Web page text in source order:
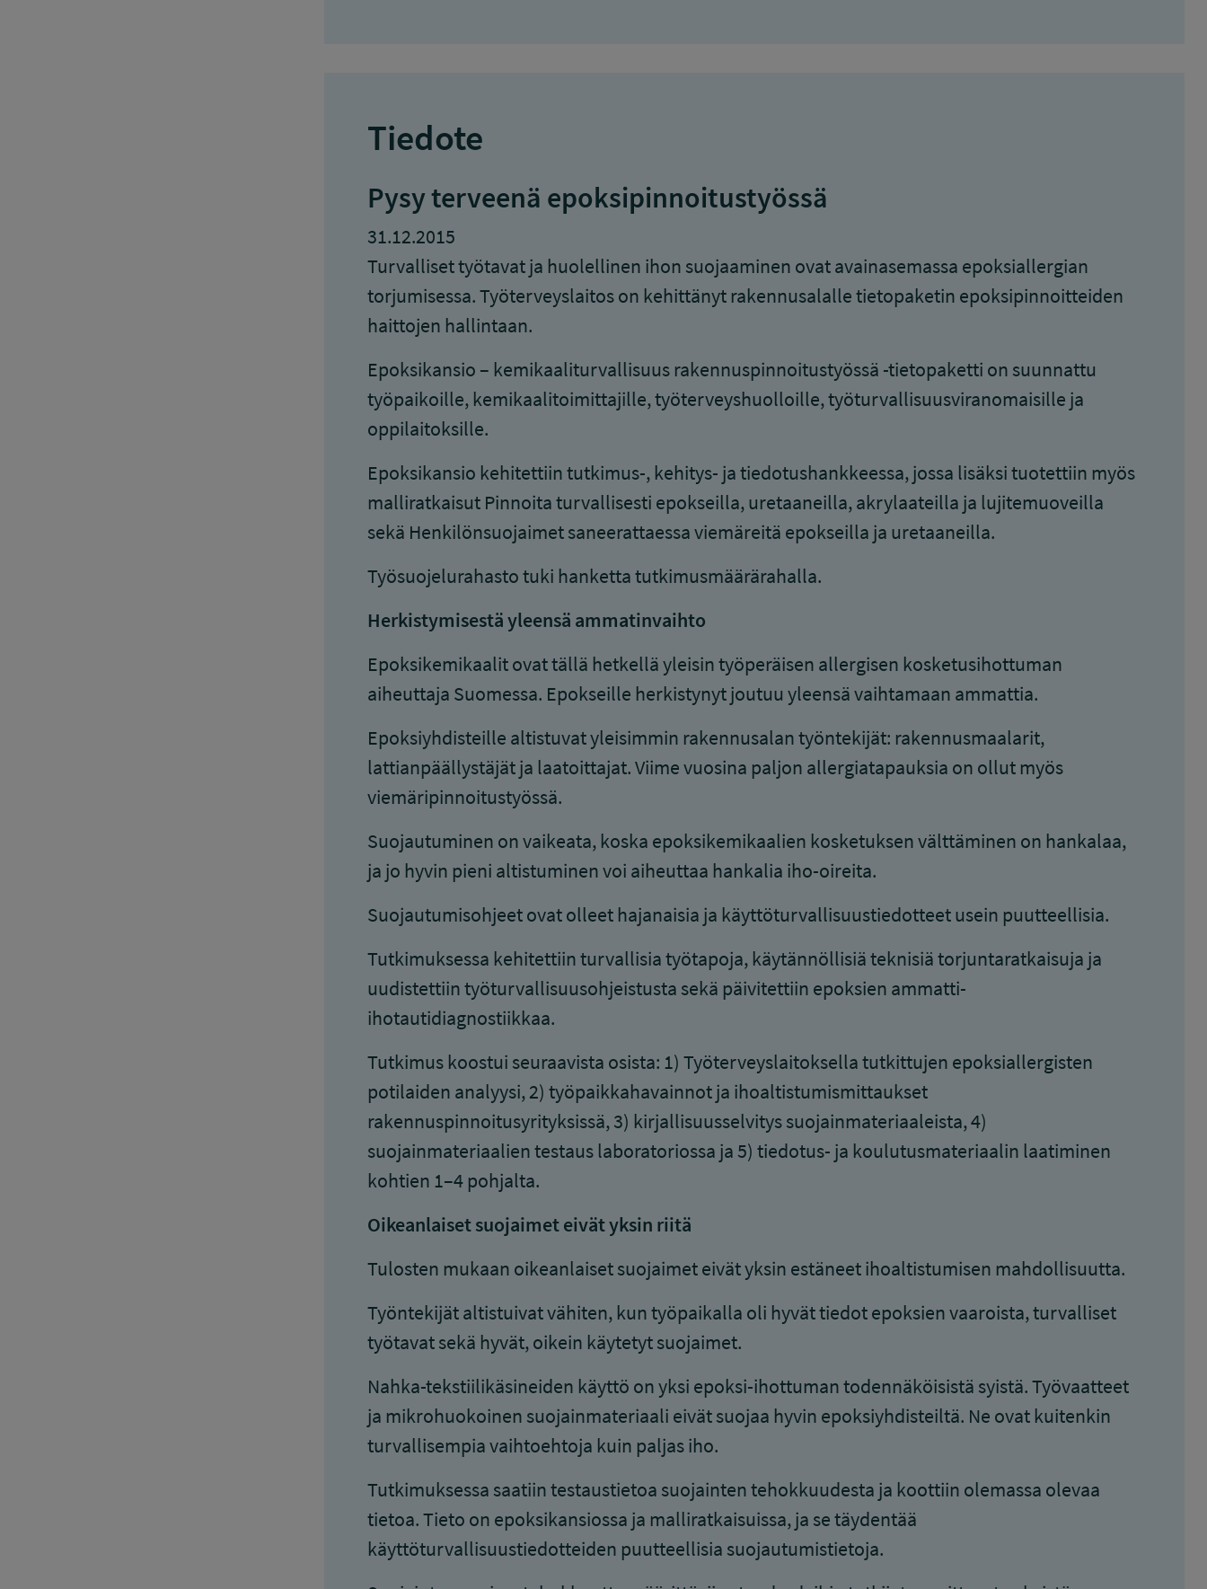
Tiedote
Pysy terveenä epoksipinnoitustyössä
31.12.2015
Turvalliset työtavat ja huolellinen ihon suojaaminen ovat avainasemassa epoksiallergian
torjumisessa. Työterveyslaitos on kehittänyt rakennusalalle tietopaketin epoksipinnoitteiden
haittojen hallintaan.
Epoksikansio – kemikaaliturvallisuus rakennuspinnoitustyössä -tietopaketti on suunnattu
työpaikoille, kemikaalitoimittajille, työterveyshuolloille, työturvallisuusviranomaisille ja
oppilaitoksille.
Epoksikansio kehitettiin tutkimus-, kehitys- ja tiedotushankkeessa, jossa lisäksi tuotettiin myös
malliratkaisut Pinnoita turvallisesti epokseilla, uretaaneilla, akrylaateilla ja lujitemuoveilla
sekä Henkilönsuojaimet saneerattaessa viemäreitä epokseilla ja uretaaneilla.
Työsuojelurahasto tuki hanketta tutkimusmäärärahalla.
Herkistymisestä yleensä ammatinvaihto
Epoksikemikaalit ovat tällä hetkellä yleisin työperäisen allergisen kosketusihottuman
aiheuttaja Suomessa. Epokseille herkistynyt joutuu yleensä vaihtamaan ammattia.
Epoksiyhdisteille altistuvat yleisimmin rakennusalan työntekijät: rakennusmaalarit,
lattianpäällystäjät ja laatoittajat. Viime vuosina paljon allergiatapauksia on ollut myös
viemäripinnoitustyössä.
Suojautuminen on vaikeata, koska epoksikemikaalien kosketuksen välttäminen on hankalaa,
ja jo hyvin pieni altistuminen voi aiheuttaa hankalia iho-oireita.
Suojautumisohjeet ovat olleet hajanaisia ja käyttöturvallisuustiedotteet usein puutteellisia.
Tutkimuksessa kehitettiin turvallisia työtapoja, käytännöllisiä teknisiä torjuntaratkaisuja ja
uudistettiin työturvallisuusohjeistusta sekä päivitettiin epoksien ammatti-
ihotautidiagnostiikkaa.
Tutkimus koostui seuraavista osista: 1) Työterveyslaitoksella tutkittujen epoksiallergisten
potilaiden analyysi, 2) työpaikkahavainnot ja ihoaltistumismittaukset
rakennuspinnoitusyrityksissä, 3) kirjallisuusselvitys suojainmateriaaleista, 4)
suojainmateriaalien testaus laboratoriossa ja 5) tiedotus- ja koulutusmateriaalin laatiminen
kohtien 1–4 pohjalta.
Oikeanlaiset suojaimet eivät yksin riitä
Tulosten mukaan oikeanlaiset suojaimet eivät yksin estäneet ihoaltistumisen mahdollisuutta.
Työntekijät altistuivat vähiten, kun työpaikalla oli hyvät tiedot epoksien vaaroista, turvalliset
työtavat sekä hyvät, oikein käytetyt suojaimet.
Nahka-tekstiilikäsineiden käyttö on yksi epoksi-ihottuman todennäköisistä syistä. Työvaatteet
ja mikrohuokoinen suojainmateriaali eivät suojaa hyvin epoksiyhdisteiltä. Ne ovat kuitenkin
turvallisempia vaihtoehtoja kuin paljas iho.
Tutkimuksessa saatiin testaustietoa suojainten tehokkuudesta ja koottiin olemassa olevaa
tietoa. Tieto on epoksikansiossa ja malliratkaisuissa, ja se täydentää
käyttöturvallisuustiedotteiden puutteellisia suojautumistietoja.